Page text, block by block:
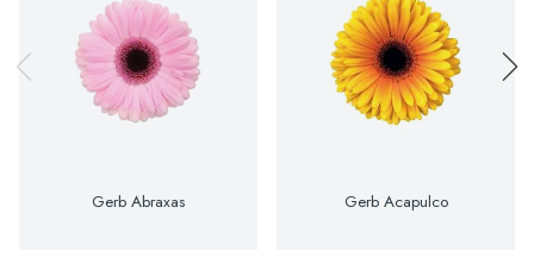
Gerb Abraxas Gerb Acapulco